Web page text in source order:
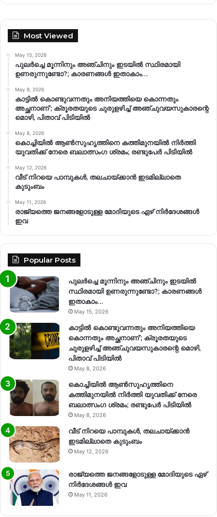
Most Viewed
May 15, 2026
പുലർച്ചെ മൂന്നിനും അഞ്ചിനും ഇടയിൽ സ്ഥിരമായി
ഉണരുന്നുണ്ടോ?; കാരണങ്ങള്‍ ഇതാകാം…
May 8, 2026
കാട്ടിൽ കൊണ്ടുവന്നതും അനിയത്തിയെ കൊന്നതും
അച്ഛനാണ്’; ക്രൂരതയുടെ ചുരുളഴിച്ച് അഞ്ചുവയസുകാരന്റെ
മൊഴി, പിതാവ് പിടിയിൽ
May 8, 2026
കൊച്ചിയിൽ ആൺസുഹൃത്തിനെ കത്തിമുനയിൽ നിർത്തി
യുവതിക്ക് നേരെ ബലാത്സംഗ​ ശ്രമം; രണ്ടുപേർ പിടിയിൽ
May 12, 2026
വീട് നിറയെ പാമ്പുകൾ, തലചായ്ക്കാൻ ഇടമില്ലാതെ
കുടുംബം
May 11, 2026
രാജ്യത്തെ ജനങ്ങളോടുള്ള മോദിയുടെ ഏഴ് നിര്‍ദേശങ്ങള്‍
ഇവ
Popular Posts
പുലർച്ചെ മൂന്നിനും അഞ്ചിനും ഇടയിൽ
സ്ഥിരമായി ഉണരുന്നുണ്ടോ?; കാരണങ്ങള്‍
ഇതാകാം…
May 15, 2026
കാട്ടിൽ കൊണ്ടുവന്നതും അനിയത്തിയെ
കൊന്നതും അച്ഛനാണ്’; ക്രൂരതയുടെ
ചുരുളഴിച്ച് അഞ്ചുവയസുകാരന്റെ മൊഴി,
പിതാവ് പിടിയിൽ
May 8, 2026
കൊച്ചിയിൽ ആൺസുഹൃത്തിനെ
കത്തിമുനയിൽ നിർത്തി യുവതിക്ക് നേരെ
ബലാത്സംഗ​ ശ്രമം; രണ്ടുപേർ പിടിയിൽ
May 8, 2026
വീട് നിറയെ പാമ്പുകൾ, തലചായ്ക്കാൻ
ഇടമില്ലാതെ കുടുംബം
May 12, 2026
രാജ്യത്തെ ജനങ്ങളോടുള്ള മോദിയുടെ ഏഴ്
നിര്‍ദേശങ്ങള്‍ ഇവ
May 11, 2026